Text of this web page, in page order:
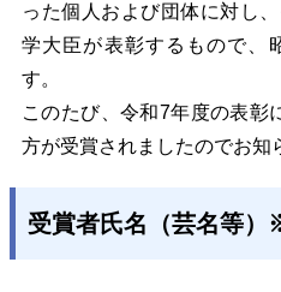
った個人および団体に対し
学大臣が表彰するもので、
す。
このたび、令和7年度の表彰
方が受賞されましたのでお知
受賞者氏名（芸名等